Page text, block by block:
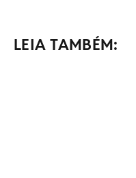
LEIA TAMBÉM: